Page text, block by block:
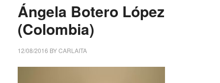
Ángela Botero López
(Colombia)
12/08/2016 BYCARLAITA